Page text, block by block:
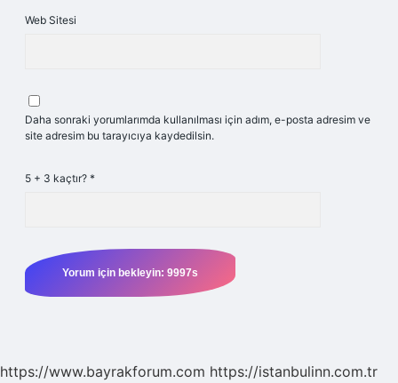
Web Sitesi
Daha sonraki yorumlarımda kullanılması için adım, e-posta adresim ve
site adresim bu tarayıcıya kaydedilsin.
5 + 3 kaçtır? *
https://www.bayrakforum.com https://istanbulinn.com.tr